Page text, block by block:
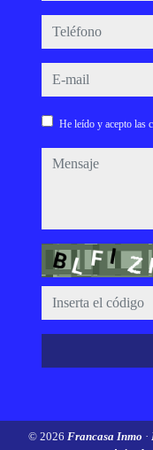
teléfono
e-mail
He leído y acepto las
mensaje
Captcha
© 2026 Francasa Inmo ·